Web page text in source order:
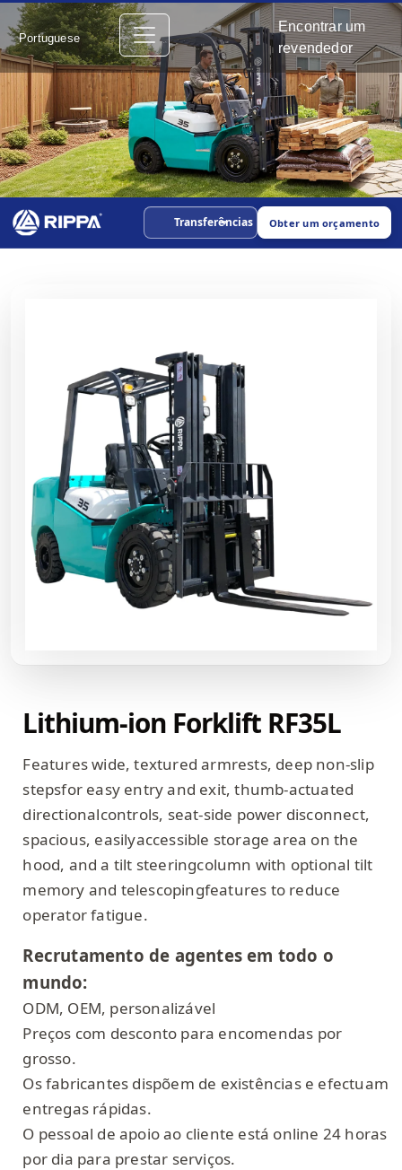
Portuguese
Encontrar um
revendedor
Transferências Obter um orçamento
Lithium-ion Forklift RF35L
Features wide, textured armrests, deep non-slip
stepsfor easy entry and exit, thumb-actuated
directionalcontrols, seat-side power disconnect,
spacious, easilyaccessible storage area on the
hood, and a tilt steeringcolumn with optional tilt
memory and telescopingfeatures to reduce
operator fatigue.
Recrutamento de agentes em todo o
mundo:
ODM, OEM, personalizável
Preços com desconto para encomendas por
grosso.
Os fabricantes dispõem de existências e efectuam
entregas rápidas.
O pessoal de apoio ao cliente está online 24 horas
por dia para prestar serviços.